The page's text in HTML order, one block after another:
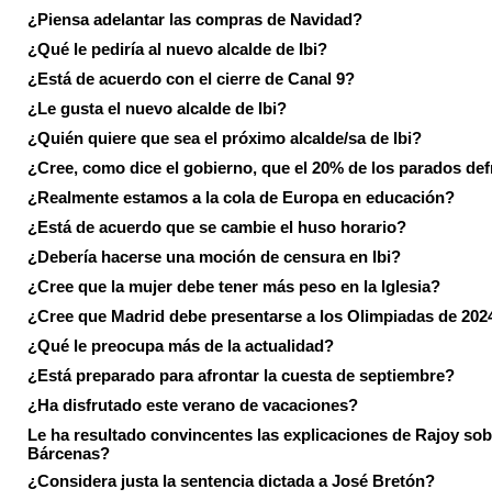
¿Piensa adelantar las compras de Navidad?
¿Qué le pediría al nuevo alcalde de Ibi?
¿Está de acuerdo con el cierre de Canal 9?
¿Le gusta el nuevo alcalde de Ibi?
¿Quién quiere que sea el próximo alcalde/sa de Ibi?
¿Cree, como dice el gobierno, que el 20% de los parados
¿Realmente estamos a la cola de Europa en educación?
¿Está de acuerdo que se cambie el huso horario?
¿Debería hacerse una moción de censura en Ibi?
¿Cree que la mujer debe tener más peso en la Iglesia?
¿Cree que Madrid debe presentarse a los Olimpiadas de
¿Qué le preocupa más de la actualidad?
¿Está preparado para afrontar la cuesta de septiembre?
¿Ha disfrutado este verano de vacaciones?
Le ha resultado convincentes las explicaciones de Rajoy
Bárcenas?
¿Considera justa la sentencia dictada a José Bretón?